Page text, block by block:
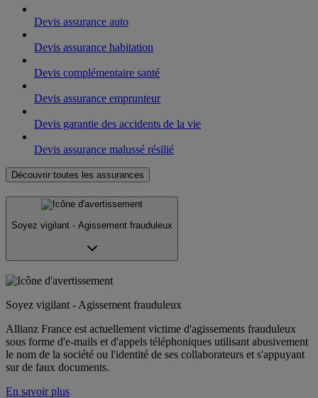
Devis assurance auto
Devis assurance habitation
Devis complémentaire santé
Devis assurance emprunteur
Devis garantie des accidents de la vie
Devis assurance malussé résilié
Découvrir toutes les assurances
Soyez vigilant - Agissement frauduleux
Soyez vigilant - Agissement frauduleux
Allianz France est actuellement victime d'agissements frauduleux
sous forme d'e-mails et d'appels téléphoniques utilisant abusivement
le nom de la société ou l'identité de ses collaborateurs et s'appuyant
sur de faux documents.
En savoir plus